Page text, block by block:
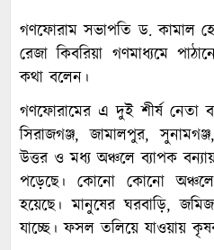
গণফোরাম সভাপতি ড. কামাল
রেজা কিবরিয়া গণমাধ্যমে
কথা বলেন।
গণফোরামের এ দুই শীর্ষ নেতা
সিরাজগঞ্জ, জামালপুর,
উত্তর ও মধ্য অঞ্চলে ব্যাপক
পড়েছে। কোনো কোনো
হয়েছে। মানুষের ঘরবাড়ি,
যাচ্ছে। ফসল তলিয়ে যাওয়ায় কৃষক